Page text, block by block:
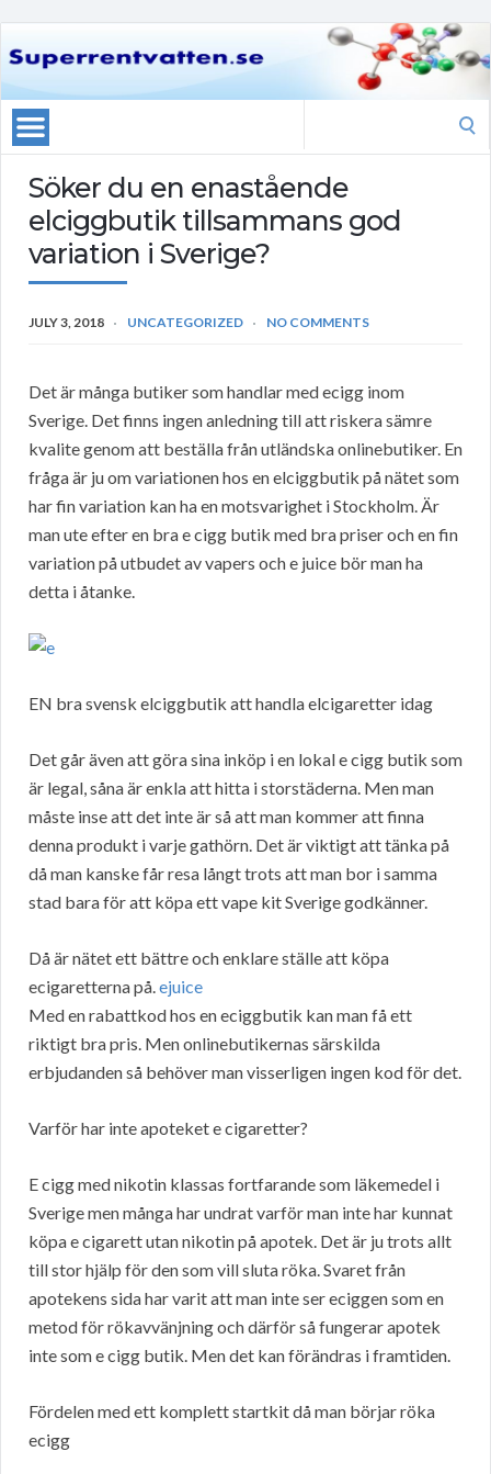
Söker du en enastående
elciggbutik tillsammans god
variation i Sverige?
JULY 3, 2018 UNCATEGORIZED NO COMMENTS
Det är många butiker som handlar med ecigg inom
Sverige. Det finns ingen anledning till att riskera sämre
kvalite genom att beställa från utländska onlinebutiker. En
fråga är ju om variationen hos en elciggbutik på nätet som
har fin variation kan ha en motsvarighet i Stockholm. Är
man ute efter en bra e cigg butik med bra priser och en fin
variation på utbudet av vapers och e juice bör man ha
detta i åtanke.
EN bra svensk elciggbutik att handla elcigaretter idag
Det går även att göra sina inköp i en lokal e cigg butik som
är legal, såna är enkla att hitta i storstäderna. Men man
måste inse att det inte är så att man kommer att finna
denna produkt i varje gathörn. Det är viktigt att tänka på
då man kanske får resa långt trots att man bor i samma
stad bara för att köpa ett vape kit Sverige godkänner.
Då är nätet ett bättre och enklare ställe att köpa
ecigaretterna på.ejuice
Med en rabattkod hos en eciggbutik kan man få ett
riktigt bra pris. Men onlinebutikernas särskilda
erbjudanden så behöver man visserligen ingen kod för det.
Varför har inte apoteket e cigaretter?
E cigg med nikotin klassas fortfarande som läkemedel i
Sverige men många har undrat varför man inte har kunnat
köpa e cigarett utan nikotin på apotek. Det är ju trots allt
till stor hjälp för den som vill sluta röka. Svaret från
apotekens sida har varit att man inte ser eciggen som en
metod för rökavvänjning och därför så fungerar apotek
inte som e cigg butik. Men det kan förändras i framtiden.
Fördelen med ett komplett startkit då man börjar röka
ecigg